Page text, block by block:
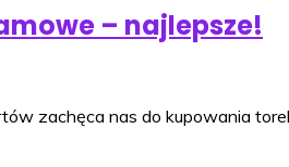
– najlepsze!
zachęca nas do kupowania